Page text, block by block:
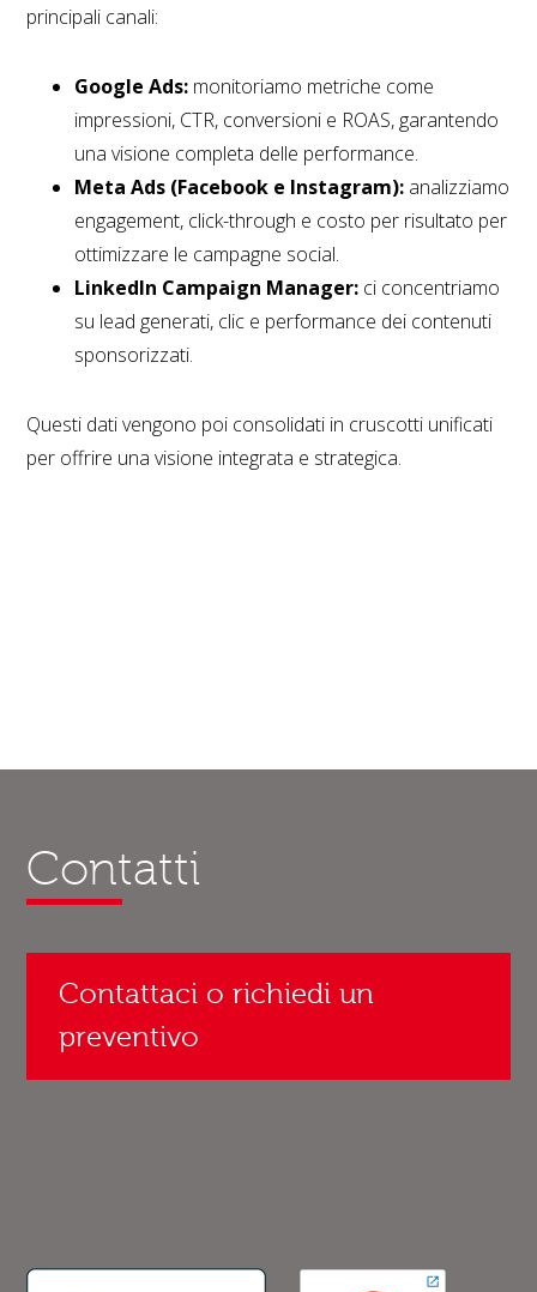
principali canali:
Google Ads: monitoriamo metriche come
impressioni, CTR, conversioni e ROAS, garantendo
una visione completa delle performance.
Meta Ads (Facebook e Instagram): analizziamo
engagement, click-through e costo per risultato per
ottimizzare le campagne social.
LinkedIn Campaign Manager: ci concentriamo
su lead generati, clic e performance dei contenuti
sponsorizzati.
Questi dati vengono poi consolidati in cruscotti unificati
per offrire una visione integrata e strategica.
Contatti
Contattaci o richiedi un
preventivo